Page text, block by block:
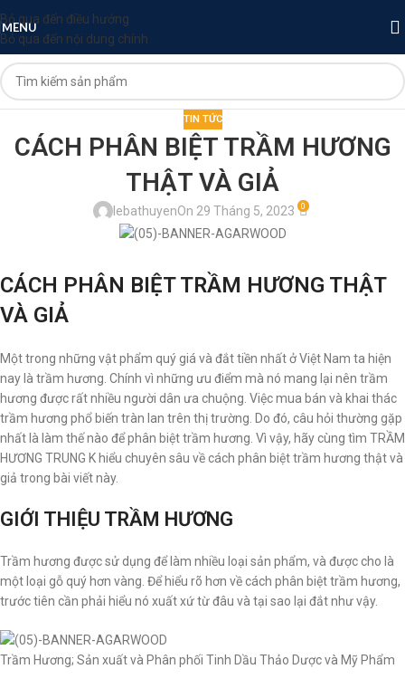
Bỏ qua đến điều hướng
Bỏ qua đến nội dung chính
MENU
TIN TỨC
CÁCH PHÂN BIỆT TRẦM HƯƠNG
THẬT VÀ GIẢ
lebathuyenOn 29 Tháng 5, 2023 0
CÁCH PHÂN BIỆT TRẦM HƯƠNG THẬT
VÀ GIẢ
Một trong những vật phẩm quý giá và đắt tiền nhất ở Việt Nam ta hiện
nay là trầm hương. Chính vì những ưu điểm mà nó mang lại nên trầm
hương được rất nhiều người dân ưa chuộng. Việc mua bán và khai thác
trầm hương phổ biến tràn lan trên thị trường. Do đó, câu hỏi thường gặp
nhất là làm thế nào để phân biệt trầm hương. Vì vậy, hãy cùng tìm TRẦM
HƯƠNG TRUNG K hiểu chuyên sâu về cách phân biệt trầm hương thật và
giả trong bài viết này.
GIỚI THIỆU TRẦM HƯƠNG
Trầm hương được sử dụng để làm nhiều loại sản phẩm, và được cho là
một loại gỗ quý hơn vàng. Để hiểu rõ hơn về cách phân biệt trầm hương,
trước tiên cần phải hiểu nó xuất xứ từ đâu và tại sao lại đắt như vậy.
Trầm Hương; Sản xuất và Phân phối Tinh Dầu Thảo Dược và Mỹ Phẩm